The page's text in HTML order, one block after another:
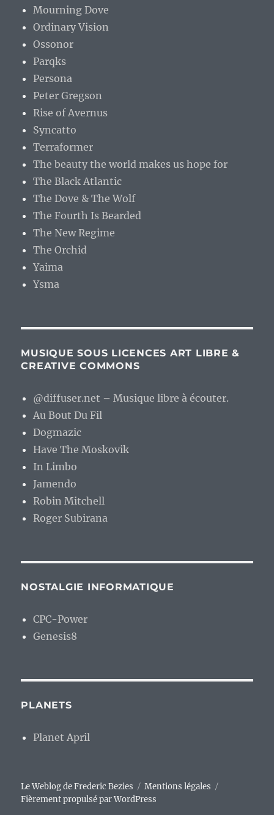
Mourning Dove
Ordinary Vision
Ossonor
Parqks
Persona
Peter Gregson
Rise of Avernus
Syncatto
Terraformer
The beauty the world makes us hope for
The Black Atlantic
The Dove & The Wolf
The Fourth Is Bearded
The New Regime
The Orchid
Yaima
Ysma
MUSIQUE SOUS LICENCES ART LIBRE &
CREATIVE COMMONS
@diffuser.net – Musique libre à écouter.
Au Bout Du Fil
Dogmazic
Have The Moskovik
In Limbo
Jamendo
Robin Mitchell
Roger Subirana
NOSTALGIE INFORMATIQUE
CPC-Power
Genesis8
PLANETS
Planet April
Le Weblog de Frederic Bezies
Mentions légales
Fièrement propulsé par WordPress